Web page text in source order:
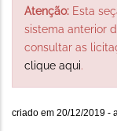
Atenção: Esta
sistema anterior
consultar as
clique aqui.
criado em 20/12/2019 -